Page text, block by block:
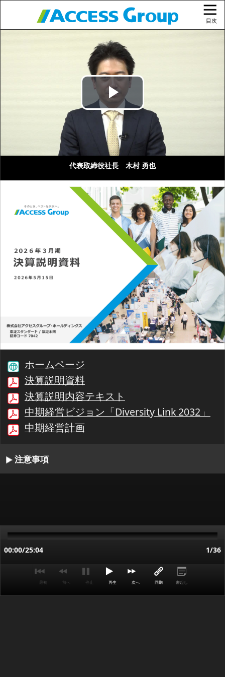
目次
Play
Video
代表取締役社長 木村 勇也
00:00/25:04
最初 前へ 停止 再生 次へ 同期 書起し
ホームページ
決算説明内容テキスト
中期経営ビジョン「Diversity Link 2032」
注意事項